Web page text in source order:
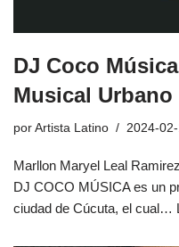
DJ Coco
Musical Urbano
por Artista Latino 2024-
Marllon Maryel Leal
DJ COCO MÚSICA es un
ciudad de Cúcuta, el cual…